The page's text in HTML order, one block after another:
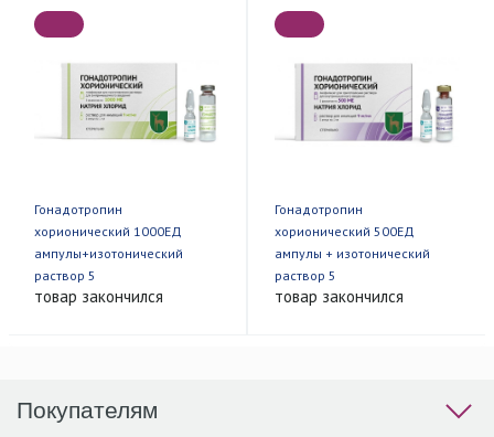
Гонадотропин
хорионический 1000ЕД
ампулы+изотонический
раствор 5
товар закончился
Гонадотропин
хорионический 500ЕД
ампулы + изотонический
раствор 5
товар закончился
Покупателям